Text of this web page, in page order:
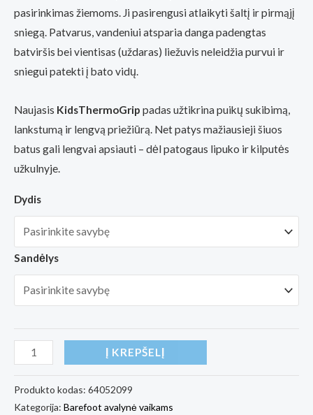
pasirinkimas žiemoms. Ji pasirengusi atlaikyti šaltį ir pirmąjį
sniegą. Patvarus, vandeniui atsparia danga padengtas
batviršis bei vientisas (uždaras) liežuvis neleidžia purvui ir
sniegui patekti į bato vidų.
Naujasis KidsThermoGrip padas užtikrina puikų sukibimą,
lankstumą ir lengvą priežiūrą. Net patys mažiausieji šiuos
batus gali lengvai apsiauti – dėl patogaus lipuko ir kilputės
užkulnyje.
Dydis
Sandėlys
produkto
Kids
winter
Į KREPŠELĮ
Produkto kodas: 64052099
Kategorija: Barefoot avalynė vaikams